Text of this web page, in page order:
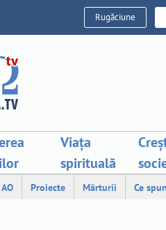
Rugăciune
Viața
spirituală
Proiecte Mărturii Ce